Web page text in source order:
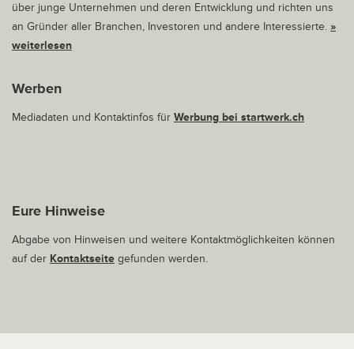
über junge Unternehmen und deren Entwicklung und richten uns
an Gründer aller Branchen, Investoren und andere Interessierte. »
weiterlesen
Werben
Mediadaten und Kontaktinfos für Werbung bei startwerk.ch
Eure Hinweise
Abgabe von Hinweisen und weitere Kontaktmöglichkeiten können
auf der Kontaktseite gefunden werden.